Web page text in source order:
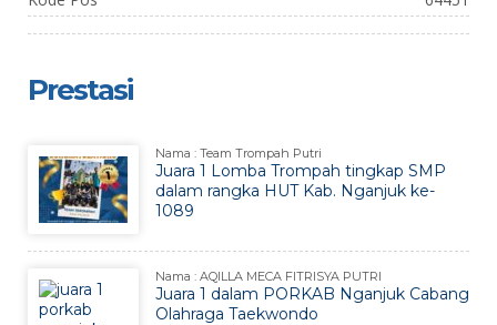
Prestasi
Nama : Team Trompah Putri
Juara 1 Lomba Trompah tingkap SMP
dalam rangka HUT Kab. Nganjuk ke-
1089
Nama : AQILLA MECA FITRISYA PUTRI
Juara 1 dalam PORKAB Nganjuk Cabang
Olahraga Taekwondo